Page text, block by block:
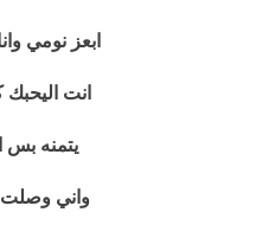
ابعز نومي
انت
يتمنه بس
واني وصلت